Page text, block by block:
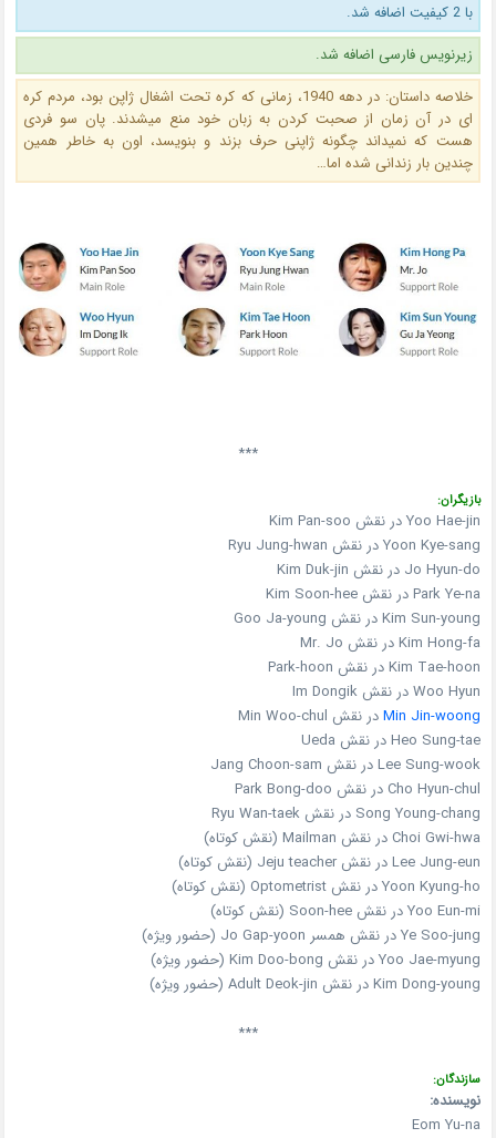
با 2 کیفیت اضافه شد.
زیرنویس فارسی اضافه شد.
خلاصه داستان: در دهه 1940، زمانی که کره تحت اشغال ژاپن بود، مردم کره
ای در آن زمان از صحبت کردن به زبان خود منع میشدند. پان سو فردی
هست که نمیداند چگونه ژاپنی حرف بزند و بنویسد، اون به خاطر همین
چندین بار زندانی شده اما…
***
بازیگران:
Yoo Hae-jin در نقش Kim Pan-soo
Yoon Kye-sang در نقش Ryu Jung-hwan
Jo Hyun-do در نقش Kim Duk-jin
Park Ye-na در نقش Kim Soon-hee
Kim Sun-young در نقش Goo Ja-young
Kim Hong-fa در نقش Mr. Jo
Kim Tae-hoon در نقش Park-hoon
Woo Hyun در نقش Im Dongik
Min Jin-woongدر نقش Min Woo-chul
Heo Sung-tae در نقش Ueda
Lee Sung-wook در نقش Jang Choon-sam
Cho Hyun-chul در نقش Park Bong-doo
Song Young-chang در نقش Ryu Wan-taek
Choi Gwi-hwa در نقش Mailman (نقش کوتاه)
Lee Jung-eun در نقش Jeju teacher (نقش کوتاه)
Yoon Kyung-ho در نقش Optometrist (نقش کوتاه)
Yoo Eun-mi در نقش Soon-hee (نقش کوتاه)
Ye Soo-jung در نقش همسر Jo Gap-yoon (حضور ویژه)
Yoo Jae-myung در نقش Kim Doo-bong (حضور ویژه)
Kim Dong-young در نقش Adult Deok-jin (حضور ویژه)
***
سازندگان:
نویسنده:
Eom Yu-na